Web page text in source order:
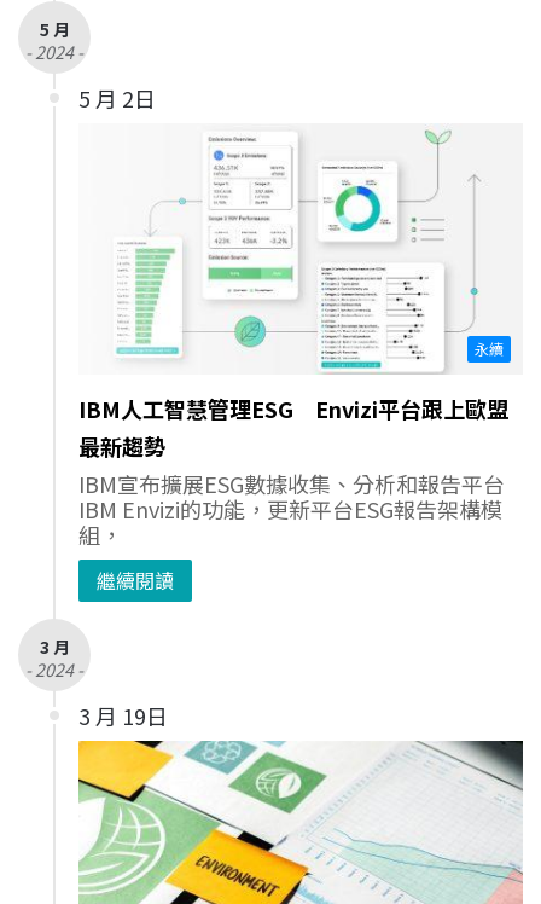
5 月
- 2024 -
5 月 2日
永續
IBM人工智慧管理ESG Envizi平台跟上歐盟
最新趨勢
IBM宣布擴展ESG數據收集、分析和報告平台
IBM Envizi的功能，更新平台ESG報告架構模
組，
繼續閱讀
3 月
- 2024 -
3 月 19日